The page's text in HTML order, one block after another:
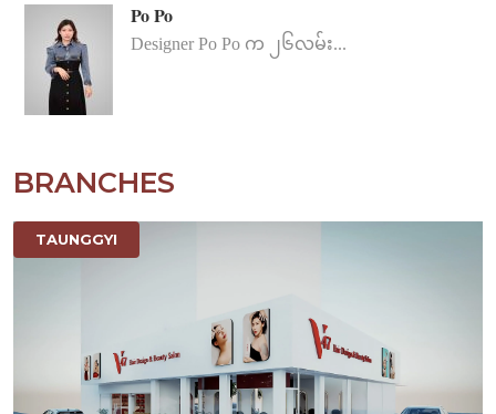
Po Po
Designer Po Po က ၂၆လမ်း...
BRANCHES
TAUNGGYI